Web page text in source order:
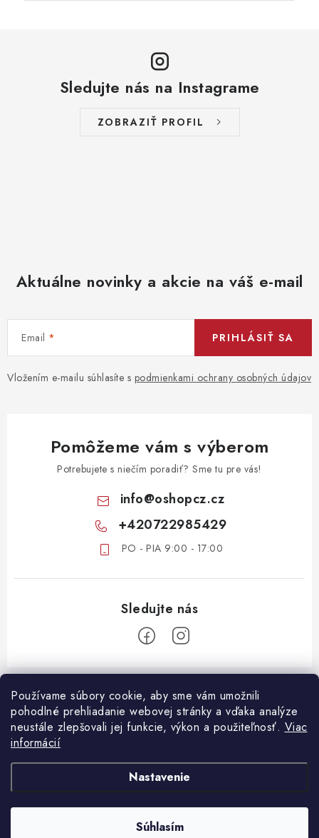
Používame súbory cookie, aby sme vám umožnili
pohodlné prehliadanie webovej stránky a vďaka analýze
neustále zlepšovali jej funkcie, výkon a použiteľnosť. Viac
informácií
Nastavenie
Súhlasím
Sledujte nás na Instagrame
ZOBRAZIŤ PROFIL
Aktuálne novinky a akcie na váš e-mail
Email
Vložením e-mailu súhlasíte s podmienkami ochrany osobných údajov
PRIHLÁSIŤ SA
Pomôžeme vám s výberom
Potrebujete s niečím poradiť? Sme tu pre vás!
info@oshopcz.cz
+420722985429
PO - PIA 9:00 - 17:00
Z
ZÁKAZNICKÝ SERVIS
DOPRAVA A PLATBA
VRÁTANIE TOVARU
REKLAMÁCIA TOVARU
DÔLEŽITÉ DOKUMENTY
Oshop.sk . Všetky práva vyhradené.